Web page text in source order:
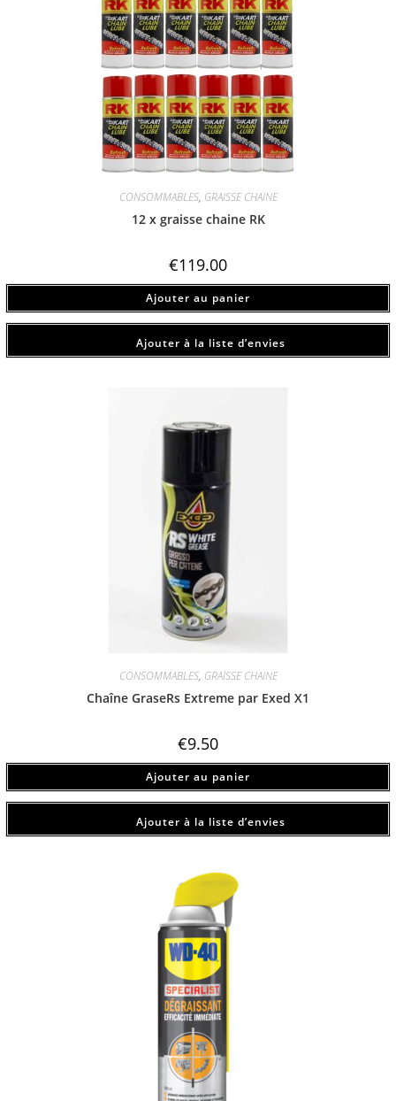
CONSOMMABLES, GRAISSE CHAINE
12 x graisse chaine RK
€119.00
Ajouter au panier
Ajouter à la liste d’envies
CONSOMMABLES, GRAISSE CHAINE
Chaîne GraseRs Extreme par Exed X1
€9.50
Ajouter au panier
Ajouter à la liste d’envies